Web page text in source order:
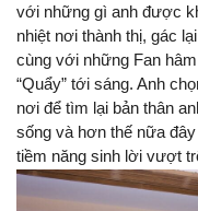
với những gì anh được
nhiệt nơi thành thị, gác
cùng với những Fan
“Quẩy” tới sáng. Anh
nơi để tìm lại bản thân
sống và hơn thế nữa
tiềm năng sinh lời vượt